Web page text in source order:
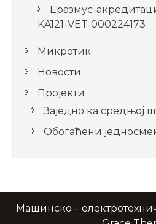
Еразмус-
KA121-VET-000224173
Микротик
Новости
Пројекти
Заједно ка средњој
Обогаћени
Машинско –